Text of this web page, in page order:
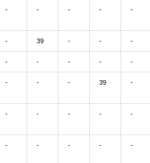
- - - - -
- 39 - - -
- - - - -
- - - 39 -
- - - - -
- - - - -